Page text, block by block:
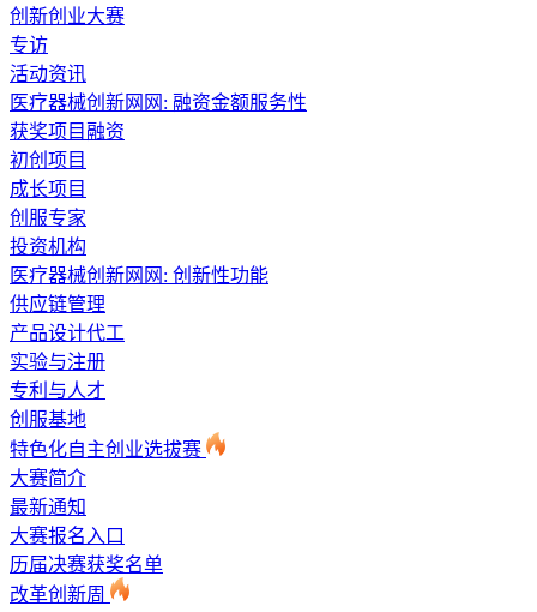
创新创业大赛
专访
活动资讯
医疗器械创新网网: 融资金额服务性
获奖项目融资
初创项目
成长项目
创服专家
投资机构
医疗器械创新网网: 创新性功能
供应链管理
产品设计代工
实验与注册
专利与人才
创服基地
特色化自主创业选拔赛
大赛简介
最新通知
大赛报名入口
历届决赛获奖名单
改革创新周